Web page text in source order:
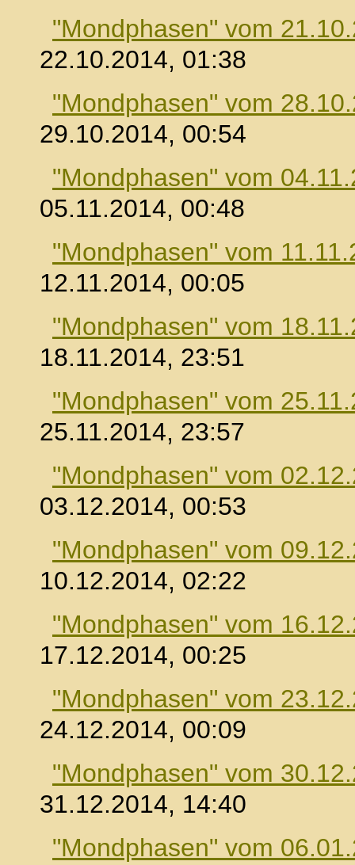
"Mondphasen" vom
22.10.2014, 01:38
"Mondphasen" vom
29.10.2014, 00:54
"Mondphasen" vom
05.11.2014, 00:48
"Mondphasen" vom
12.11.2014, 00:05
"Mondphasen" vom
18.11.2014, 23:51
"Mondphasen" vom
25.11.2014, 23:57
"Mondphasen" vom
03.12.2014, 00:53
"Mondphasen" vom
10.12.2014, 02:22
"Mondphasen" vom
17.12.2014, 00:25
"Mondphasen" vom
24.12.2014, 00:09
"Mondphasen" vom
31.12.2014, 14:40
"Mondphasen" vom